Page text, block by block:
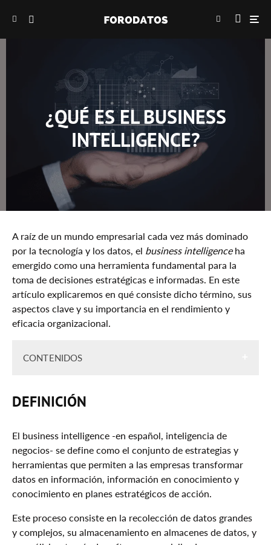
¿QUÉ ES EL BUSINESS
INTELLIGENCE?
A raíz de un mundo empresarial cada vez más dominado
por la tecnología y los datos, el business intelligenceha
emergido como una herramienta fundamental para la
toma de decisiones estratégicas e informadas. En este
artículo explicaremos en qué consiste dicho término, sus
aspectos clave y su importancia en el rendimiento y
eficacia organizacional.
CONTENIDOS
Componentes Principales
Utilidad Del Business Intelligence
Ventajas
Diferencias Entre BI, Data Science & Machine
Learning
Tendencias Actuales
DEFINICIÓN
El business intelligence -en español, inteligencia de
negocios- se define como el conjunto de estrategias y
herramientas que permiten a las empresas transformar
datos en información, información en conocimiento y
conocimiento en planes estratégicos de acción.
Este proceso consiste en la recolección de datos grandes
y complejos, su almacenamiento en almacenes de datos, y